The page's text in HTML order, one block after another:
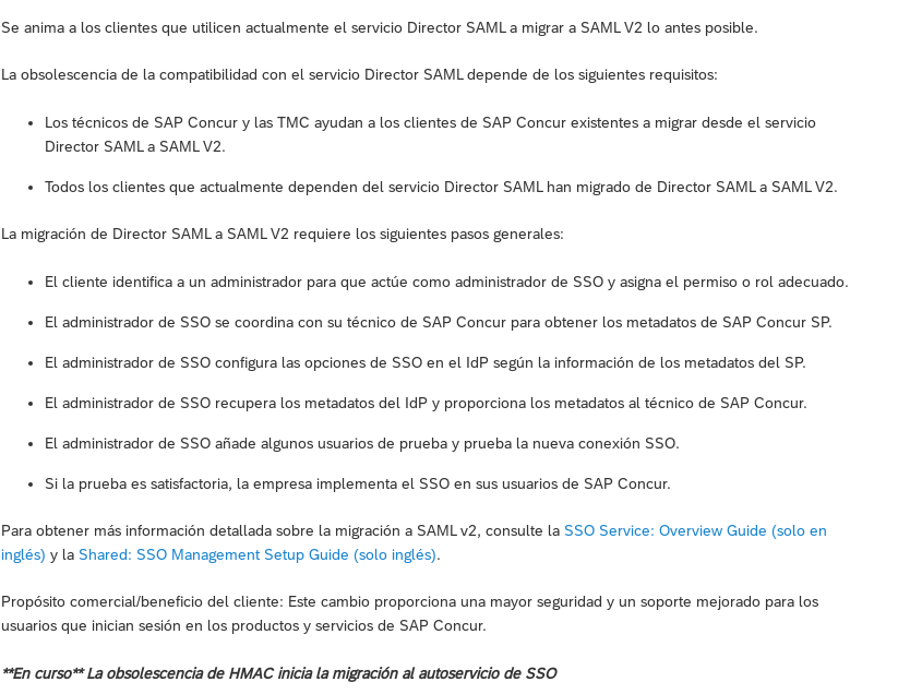
Se anima a los clientes que utilicen actualmente el servicio Director SAML a migrar a SAML V2 lo antes posible.
La obsolescencia de la compatibilidad con el servicio Director SAML depende de los siguientes requisitos:
Los técnicos de SAP Concur y las TMC ayudan a los clientes de SAP Concur existentes a migrar desde el servicio
Director SAML a SAML V2.
Todos los clientes que actualmente dependen del servicio Director SAML han migrado de Director SAML a SAML V2.
La migración de Director SAML a SAML V2 requiere los siguientes pasos generales:
El cliente identifica a un administrador para que actúe como administrador de SSO y asigna el permiso o rol adecuado.
El administrador de SSO se coordina con su técnico de SAP Concur para obtener los metadatos de SAP Concur SP.
El administrador de SSO configura las opciones de SSO en el IdP según la información de los metadatos del SP.
El administrador de SSO recupera los metadatos del IdP y proporciona los metadatos al técnico de SAP Concur.
El administrador de SSO añade algunos usuarios de prueba y prueba la nueva conexión SSO.
Si la prueba es satisfactoria, la empresa implementa el SSO en sus usuarios de SAP Concur.
Para obtener más información detallada sobre la migración a SAML v2, consulte la SSO Service: Overview Guide (solo en
inglés) y la Shared: SSO Management Setup Guide (solo inglés).
Propósito comercial/beneficio del cliente: Este cambio proporciona una mayor seguridad y un soporte mejorado para los
usuarios que inician sesión en los productos y servicios de SAP Concur.
**En curso** La obsolescencia de HMAC inicia la migración al autoservicio de SSO